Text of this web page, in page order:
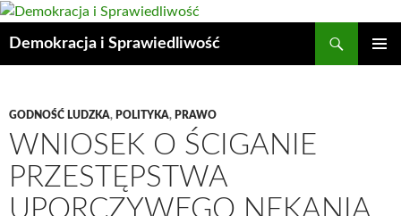
Przejdź
treści
Demokracja i Sprawiedliwość
GODNOŚĆ LUDZKA, POLITYKA, PRAWO
WNIOSEK O ŚCIGANIE
PRZESTĘPSTWA
UPORCZYWEGO NĘKANIA